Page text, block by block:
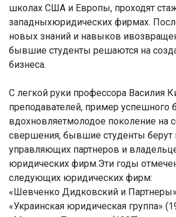
школах США и Европы, проходят
западныхюридических фирмах.
новых знаний и навыков
бывшие студенты решаются на
бизнеса.
С легкой руки профессора Василия
преподавателей, пример успешного
вдохновляетмолодое поколение на
свершения, бывшие студенты берут
управляющих партнеров и
юридических фирм.Эти годы
следующих юридических фирм:
«Шевченко Дидковский и
«Украинская юридическая группа»